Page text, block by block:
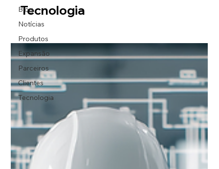
Blog
Notícias
Produtos
Expansão
Parceiros
Clientes
Tecnologia
Tecnologia